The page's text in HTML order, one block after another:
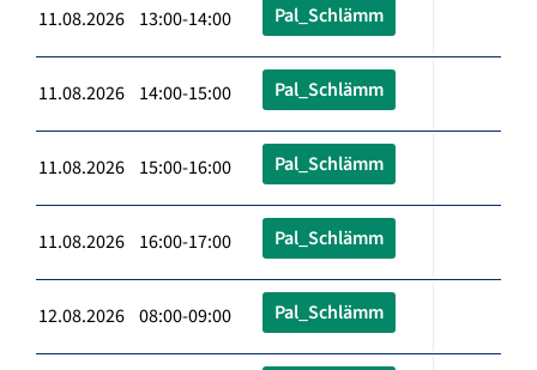
11.08.2026 13:00-14:00 Pal_Schlämm
11.08.2026 14:00-15:00 Pal_Schlämm
11.08.2026 15:00-16:00 Pal_Schlämm
11.08.2026 16:00-17:00 Pal_Schlämm
12.08.2026 08:00-09:00 Pal_Schlämm